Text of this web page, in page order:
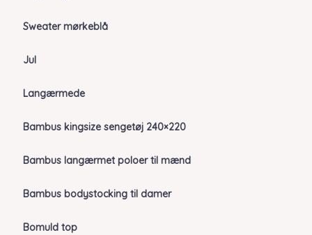
Sweater mørkeblå
Jul
Langærmede
Bambus kingsize sengetøj 240×220
Bambus langærmet poloer til mænd
Bambus bodystocking til damer
Bomuld top